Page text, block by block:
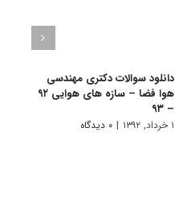
دانلود سوالات دکتری مهندسی
هوا فضا – سازه های هوایی ۹۲
– ۹۳
۱ خرداد, ۱۳۹۲ | ۰ دیدگاه